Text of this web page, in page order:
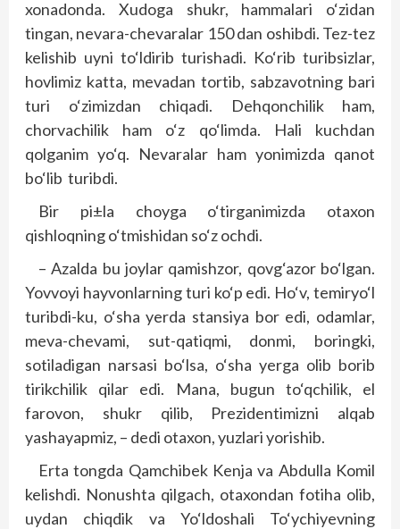
xonadonda. Xudoga shukr, hammalari o‘zidan
tingan, nevara-chevaralar 150 dan oshibdi. Tez-tez
kelishib uyni to‘ldirib turishadi. Ko‘rib turibsizlar,
hovlimiz katta, mevadan tortib, sabzavotning bari
turi o‘zimizdan chiqadi. Dehqonchilik ham,
chorvachilik ham o‘z qo‘limda. Hali kuchdan
qolganim yo‘q. Nevaralar ham yonimizda qanot
bo‘lib turibdi.
Bir pi±la choyga o‘tirganimizda otaxon
qishloqning o‘tmishidan so‘z ochdi.
– Azalda bu joylar qamishzor, qovg‘azor bo‘lgan.
Yovvoyi hayvonlarning turi ko‘p edi. Ho‘v, temiryo‘l
turibdi-ku, o‘sha yerda stansiya bor edi, odamlar,
meva-chevami, sut-qatiqmi, donmi, boringki,
sotiladigan narsasi bo‘lsa, o‘sha yerga olib borib
tirikchilik qilar edi. Mana, bugun to‘qchilik, el
farovon, shukr qilib, Prezidentimizni alqab
yashayapmiz, – dedi otaxon, yuzlari yorishib.
Erta tongda Qamchibek Kenja va Abdulla Komil
kelishdi. Nonushta qilgach, otaxondan fotiha olib,
uydan chiqdik va Yo‘ldoshali To‘ychiyevning